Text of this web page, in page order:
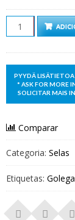
Quantidade
Comparar
Categoria: Selas
Etiquetas: Golega